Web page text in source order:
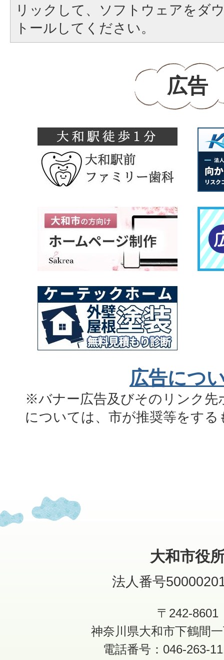
リックして、ソフトウェアをダ
トールしてください。
広告
広告につ
※バナー広告及びそのリンク先
については、市が推奨等をす
大和市役
法人番号
〒242-8601
神奈川県大和市下鶴間
電話番号：046-263-